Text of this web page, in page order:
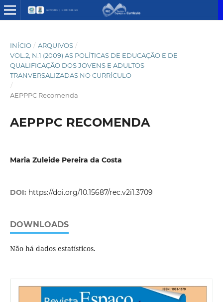
INÍCIO / ARQUIVOS /
VOL.2, N.1 (2009) AS POLÍTICAS DE EDUCAÇÃO E DE
QUALIFICAÇÃO DOS JOVENS E ADULTOS
TRANVERSALIZADAS NO CURRÍCULO
/
AEPPPC Recomenda
AEPPPC RECOMENDA
Maria Zuleide Pereira da Costa
DOI: https://doi.org/10.15687/rec.v2i1.3709
DOWNLOADS
Não há dados estatísticos.